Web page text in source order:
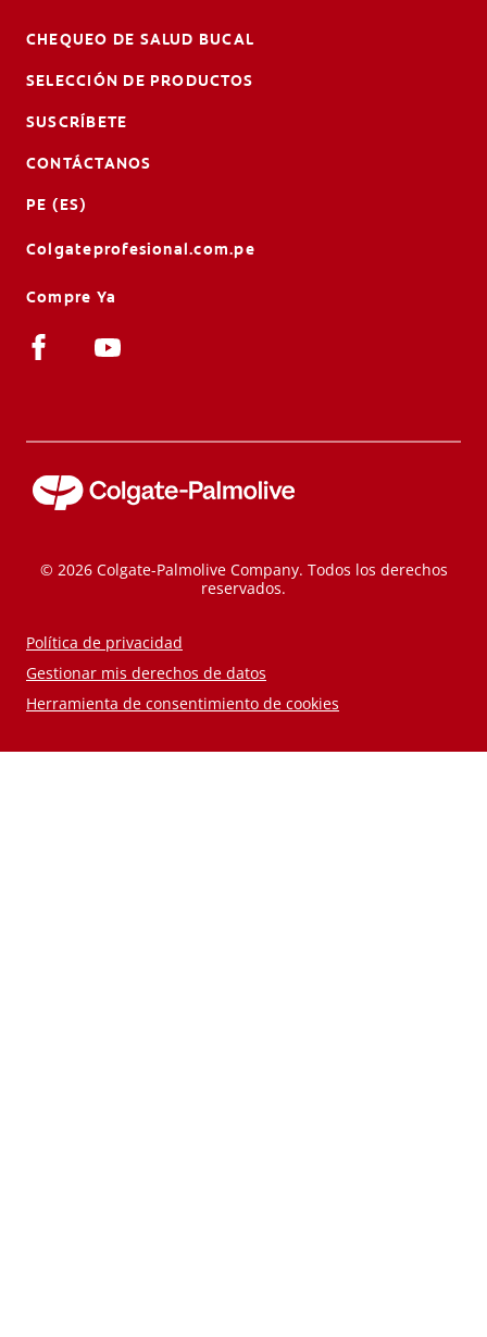
CHEQUEO DE SALUD BUCAL
SELECCIÓN DE PRODUCTOS
SUSCRÍBETE
CONTÁCTANOS
PE (ES)
Colgateprofesional.com.pe
Compre Ya
© 2026 Colgate-Palmolive Company. Todos los derechos
reservados.
Política de privacidad
Gestionar mis derechos de datos
Herramienta de consentimiento de cookies